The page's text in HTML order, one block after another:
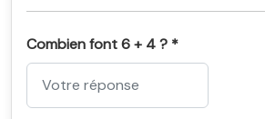
Combien font 6 + 4 ? *